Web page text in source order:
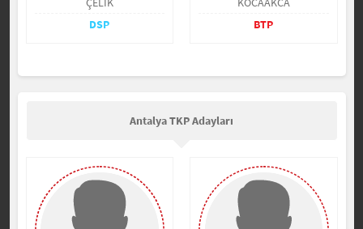
DSP
BTP
Antalya TKP Adayları